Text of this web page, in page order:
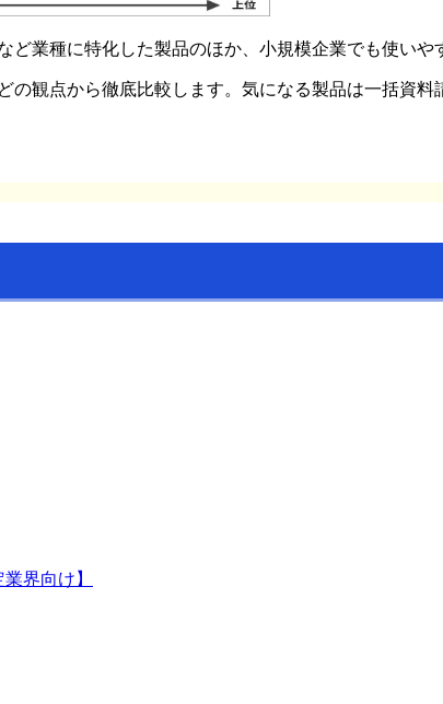
業種に特化した製品のほか、小規模企業でも使い
観点から徹底比較します。気になる製品は一括資
界向け】